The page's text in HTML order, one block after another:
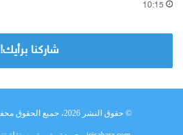
10:15
شاركنا برأيك!
© حقوق النشر 2026، جميع الحقوق محفوظة |